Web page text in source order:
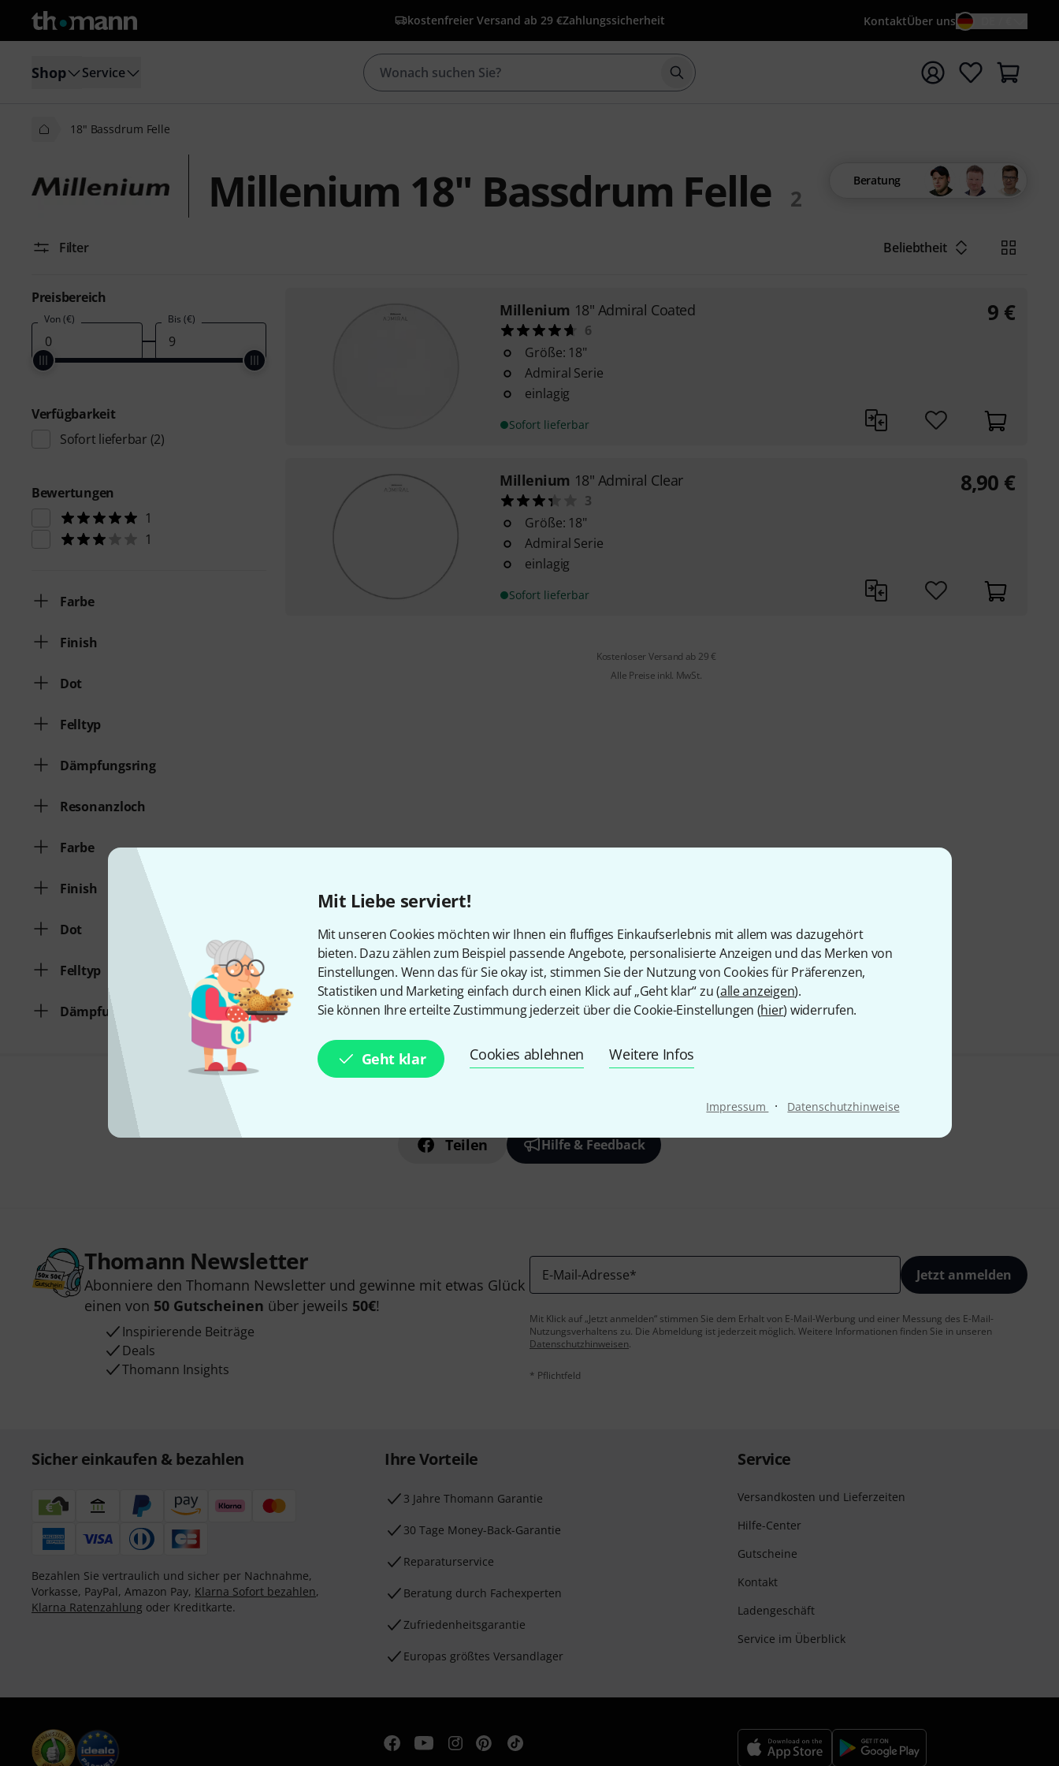
Mit Liebe serviert!
Mit unseren Cookies möchten wir Ihnen ein fluffiges Einkaufserlebnis mit allem was dazugehört
bieten. Dazu zählen zum Beispiel passende Angebote, personalisierte Anzeigen und das Merken von
Einstellungen. Wenn das für Sie okay ist, stimmen Sie der Nutzung von Cookies für Präferenzen,
Statistiken und Marketing einfach durch einen Klick auf „Geht klar“ zu (alle anzeigen).
Sie können Ihre erteilte Zustimmung jederzeit über die Cookie-Einstellungen (hier) widerrufen.
Geht klar Cookies ablehnen Weitere Infos
Impressum · Datenschutzhinweise
kostenfreier Versand ab 29 €Zahlungssicherheit KontaktÜber uns
Shop Service Suche mit Suchwort {searchTerm} starten
18" Bassdrum Felle
Millenium 18" Bassdrum Felle 2
Beratung
Filter Beliebtheit
Preisbereich
Von (€) Bis (€)
Verfügbarkeit
Sofort lieferbar (2)
Bewertungen
1
1
Farbe
Finish
Dot
Felltyp
Dämpfungsring
Resonanzloch
Farbe
Finish
Dot
Felltyp
Dämpfungsring
Millenium 18" Admiral Coated
6
Größe: 18"
Admiral Serie
einlagig
Sofort lieferbar
9 €
Millenium 18" Admiral Clear
3
Größe: 18"
Admiral Serie
einlagig
Sofort lieferbar
8,90 €
Kostenloser Versand ab 29 €
Alle Preise inkl. MwSt.
Teilen Hilfe & Feedback
Thomann Newsletter
Abonniere den Thomann Newsletter und gewinne mit etwas Glück
einen von 50 Gutscheinen über jeweils 50€!
Inspirierende Beiträge
Deals
Thomann Insights
E-Mail-Adresse* Jetzt anmelden
Mit Klick auf „Jetzt anmelden“ stimmen Sie dem Erhalt von E-Mail-Werbung und einer Messung des E-Mail-
Nutzungsverhaltens zu. Die Abmeldung ist jederzeit möglich. Weitere Informationen finden Sie in unseren
Datenschutzhinweisen.
* Pflichtfeld
Sicher einkaufen & bezahlen
Bezahlen Sie vertraulich und sicher per Nachnahme,
Vorkasse, PayPal, Amazon Pay, Klarna Sofort bezahlen,
Klarna Ratenzahlung oder Kreditkarte.
Ihre Vorteile
3 Jahre Thomann Garantie
30 Tage Money-Back-Garantie
Reparaturservice
Beratung durch Fachexperten
Zufriedenheitsgarantie
Europas größtes Versandlager
Service
Versandkosten und Lieferzeiten
Hilfe-Center
Gutscheine
Kontakt
Ladengeschäft
Service im Überblick